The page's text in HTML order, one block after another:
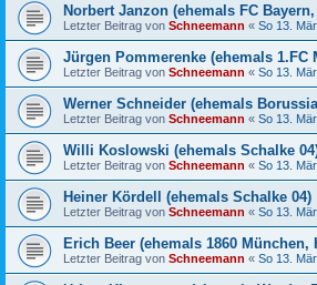
Norbert Janzon (ehemals FC
Letzter Beitrag von Schneemann « So 13.
Jürgen Pommerenke (ehemals 1.FC
Letzter Beitrag von Schneemann « So 13.
Werner Schneider (ehemals
Letzter Beitrag von Schneemann « So 13.
Willi Koslowski (ehemals Schalke
Letzter Beitrag von Schneemann « So 13.
Heiner Kördell (ehemals Schalke 04)
Letzter Beitrag von Schneemann « So 13.
Erich Beer (ehemals 1860 München,
Letzter Beitrag von Schneemann « So 13.